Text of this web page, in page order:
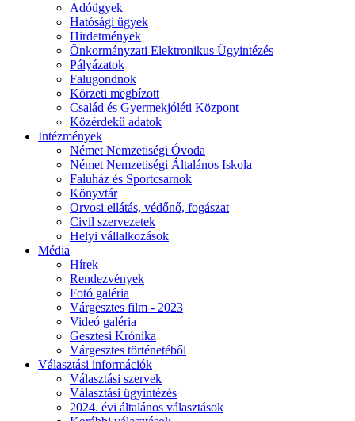
Adóügyek
Hatósági ügyek
Hirdetmények
Önkormányzati Elektronikus Ügyintézés
Pályázatok
Falugondnok
Körzeti megbízott
Család és Gyermekjóléti Központ
Közérdekű adatok
Intézmények
Német Nemzetiségi Óvoda
Német Nemzetiségi Általános Iskola
Faluház és Sportcsarnok
Könyvtár
Orvosi ellátás, védőnő, fogászat
Civil szervezetek
Helyi vállalkozások
Média
Hírek
Rendezvények
Fotó galéria
Várgesztes film - 2023
Videó galéria
Gesztesi Krónika
Várgesztes történetéből
Választási információk
Választási szervek
Választási ügyintézés
2024. évi általános választások